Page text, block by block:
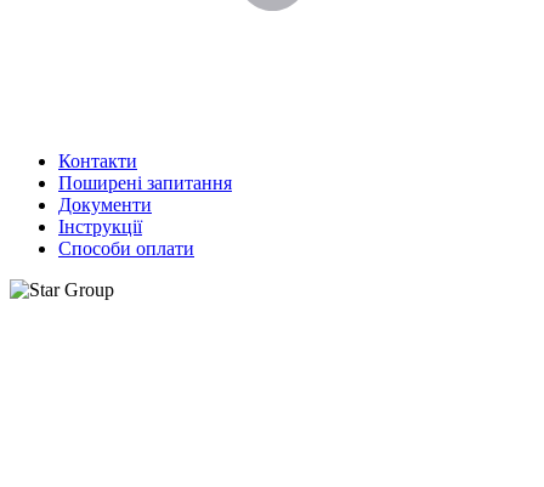
Контакти
Поширені запитання
Документи
Інструкції
Способи оплати